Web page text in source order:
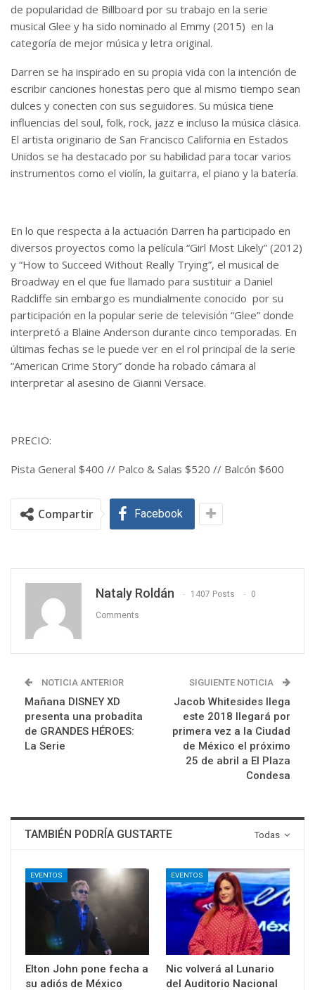
de popularidad de Billboard por su trabajo en la serie
musical Glee y ha sido nominado al Emmy (2015) en la
categoría de mejor música y letra original.
Darren se ha inspirado en su propia vida con la intención de
escribir canciones honestas pero que al mismo tiempo sean
dulces y conecten con sus seguidores. Su música tiene
influencias del soul, folk, rock, jazz e incluso la música clásica.
El artista originario de San Francisco California en Estados
Unidos se ha destacado por su habilidad para tocar varios
instrumentos como el violín, la guitarra, el piano y la batería.
En lo que respecta a la actuación Darren ha participado en
diversos proyectos como la película “Girl Most Likely” (2012)
y “How to Succeed Without Really Trying”, el musical de
Broadway en el que fue llamado para sustituir a Daniel
Radcliffe sin embargo es mundialmente conocido por su
participación en la popular serie de televisión “Glee” donde
interpretó a Blaine Anderson durante cinco temporadas. En
últimas fechas se le puede ver en el rol principal de la serie
“American Crime Story” donde ha robado cámara al
interpretar al asesino de Gianni Versace.
PRECIO:
Pista General $400 // Palco & Salas $520 // Balcón $600
Compartir Facebook
Nataly Roldán 1407 Posts 0
Comments
NOTICIA ANTERIOR
Mañana DISNEY XD
presenta una probadita
de GRANDES HÉROES:
La Serie
SIGUIENTE NOTICIA
Jacob Whitesides llega
este 2018 llegará por
primera vez a la Ciudad
de México el próximo
25 de abril a El Plaza
Condesa
Todas
TAMBIÉN PODRÍA GUSTARTE
EVENTOS
Elton John pone fecha a
su adiós de México
EVENTOS
Nic volverá al Lunario
del Auditorio Nacional